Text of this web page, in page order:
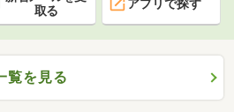
取る
アプリで探す
覧を見る